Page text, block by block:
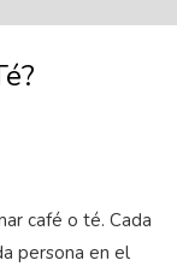
café o té. Cada
persona en el